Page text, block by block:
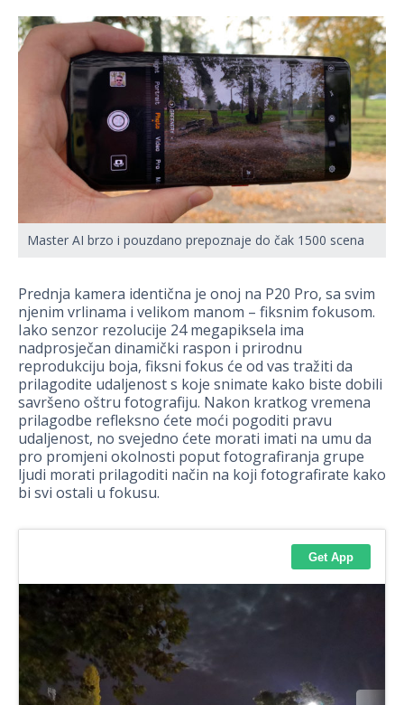
Master AI brzo i pouzdano prepoznaje do čak 1500 scena
Prednja kamera identična je onoj na P20 Pro, sa svim
njenim vrlinama i velikom manom – fiksnim fokusom.
Iako senzor rezolucije 24 megapiksela ima
nadprosječan dinamički raspon i prirodnu
reprodukciju boja, fiksni fokus će od vas tražiti da
prilagodite udaljenost s koje snimate kako biste dobili
savršeno oštru fotografiju. Nakon kratkog vremena
prilagodbe refleksno ćete moći pogoditi pravu
udaljenost, no svejedno ćete morati imati na umu da
pro promjeni okolnosti poput fotografiranja grupe
ljudi morati prilagoditi način na koji fotografirate kako
bi svi ostali u fokusu.